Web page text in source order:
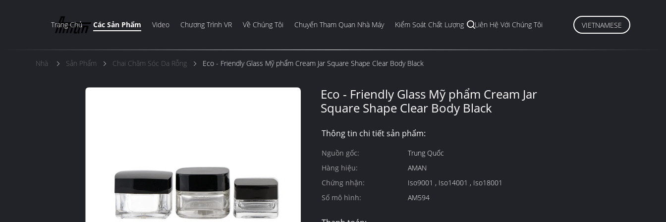
Trang Chủ Các Sản Phẩm Video Chương Trình VR Về Chúng Tôi Chuyến Tham Quan Nhà Máy Kiểm Soát Chất Lượng Liên Hệ Với Chúng Tôi VIETNAMESE
Nhà Sản Phẩm Chai Chăm Sóc Da Rỗng Eco - Friendly Glass Mỹ phẩm Cream Jar Square Shape Clear Body Black
Eco - Friendly Glass Mỹ phẩm Cream Jar
Square Shape Clear Body Black
Thông tin chi tiết sản phẩm:
Nguồn gốc:
Trung Quốc
Hàng hiệu:
AMAN
Chứng nhận:
Iso9001 , Iso14001 , Iso18001
Số mô hình:
AM594